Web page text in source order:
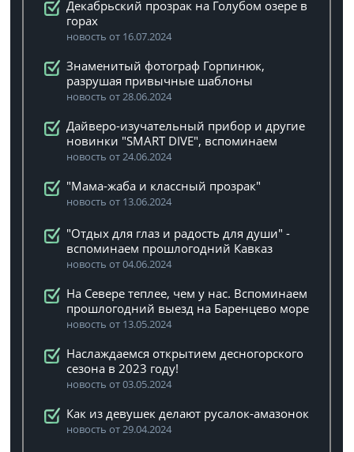
Декабрьский прозрак на Голубом озере в
горах
новость от 16.07.2024
Знаменитый фотограф Горпинюк,
разрушая привычные шаблоны
новость от 28.06.2024
Дайверо-изучательный прибор и другие
новинки "SMART DIVE", вспоминаем
новость от 24.06.2024
"Мама-жаба и классный прозрак"
новость от 13.06.2024
"Отдых для глаз и радость для души" -
вспоминаем прошлогодний Кавказ
новость от 04.06.2024
На Севере теплее, чем у нас. Вспоминаем
прошлогодний выезд на Баренцево море
новость от 13.05.2024
Наслаждаемся открытием десногорского
сезона в 2023 году!
новость от 03.05.2024
Как из девушек делают русалок-амазонок
новость от 29.04.2024